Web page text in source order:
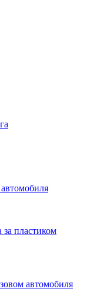
за пластиком
автомобиля